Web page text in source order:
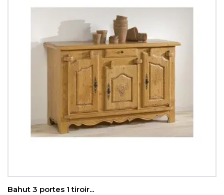
Bahut 3 portes 1 tiroir...